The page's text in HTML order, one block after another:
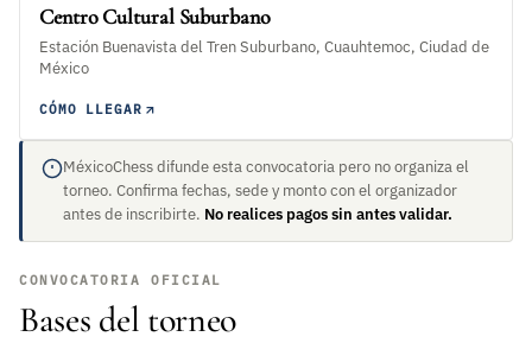
MéxicoChess difunde esta convocatoria pero no organiza el
torneo. Confirma fechas, sede y monto con el organizador
antes de inscribirte. No realices pagos sin antes validar.
CONVOCATORIA OFICIAL
Bases del torneo
Centro Cultural Suburbano
Estación Buenavista del Tren Suburbano, Cuauhtemoc, Ciudad de
México
CÓMO LLEGAR